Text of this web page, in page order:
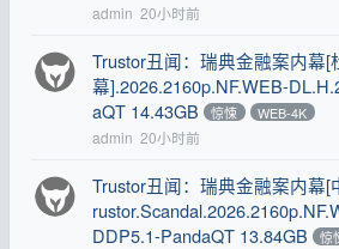
admin 20小时前
Trustor丑闻：瑞典金融案内幕
幕].2026.2160p.NF.WEB-
aQT 14.43GB
惊悚 WEB-4K
admin 20小时前
Trustor丑闻：瑞典金融案内幕[
DDP5.1-PandaQT 13.84GB
惊